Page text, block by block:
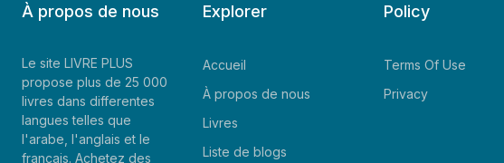
À propos de nous
Le site LIVRE PLUS
propose plus de 25 000
livres dans differentes
langues telles que
l'arabe, l'anglais et le
francais. Achetez des
Explorer
Accueil
À propos de nous
Livres
Liste de blogs
Policy
Terms Of Use
Privacy